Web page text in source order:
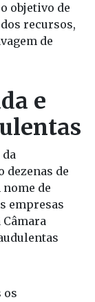
objetivo de
recursos,
de
e
da
de
de
empresas
os